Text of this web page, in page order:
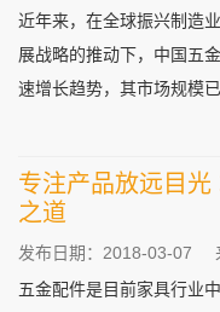
近年来，在全球振兴制造
展战略的推动下，中国五
速增长趋势，其市场规模已
专注产品放远目
之道
发布日期：2018-03-07
五金配件是目前家具行业